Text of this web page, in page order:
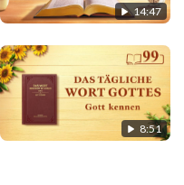
14:47
8:51